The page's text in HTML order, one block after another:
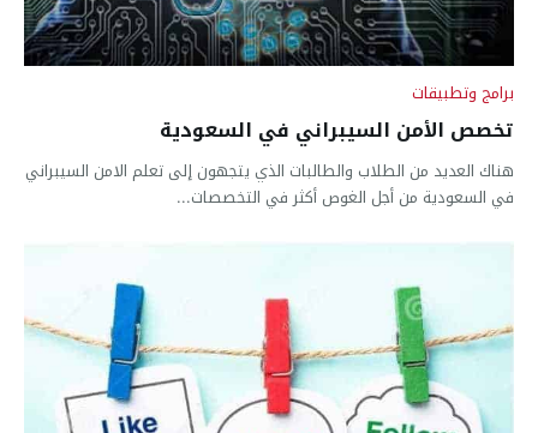
برامج وتطبيقات
تخصص الأمن السيبراني في السعودية
هناك العديد من الطلاب والطالبات الذي يتجهون إلى تعلم الامن السيبراني
في السعودية من أجل الغوص أكثر في التخصصات...